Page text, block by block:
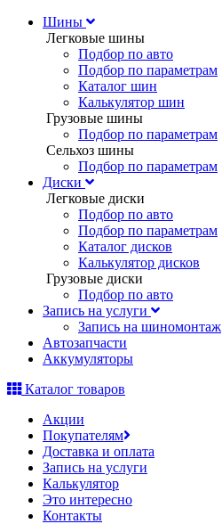
Шины
Легковые шины
Подбор по авто
Подбор по параметрам
Каталог шин
Калькулятор шин
Грузовые шины
Подбор по параметрам
Сельхоз шины
Подбор по параметрам
Диски
Легковые диски
Подбор по авто
Подбор по параметрам
Каталог дисков
Калькулятор дисков
Грузовые диски
Подбор по авто
Запись на услуги
Запись на шиномонтаж
Автозапчасти
Аккумуляторы
Каталог товаров
Акции
Покупателям
Доставка и оплата
Запись на услуги
Калькулятор
Это интересно
Контакты